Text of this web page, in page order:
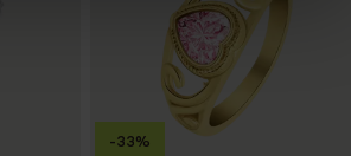
-33%